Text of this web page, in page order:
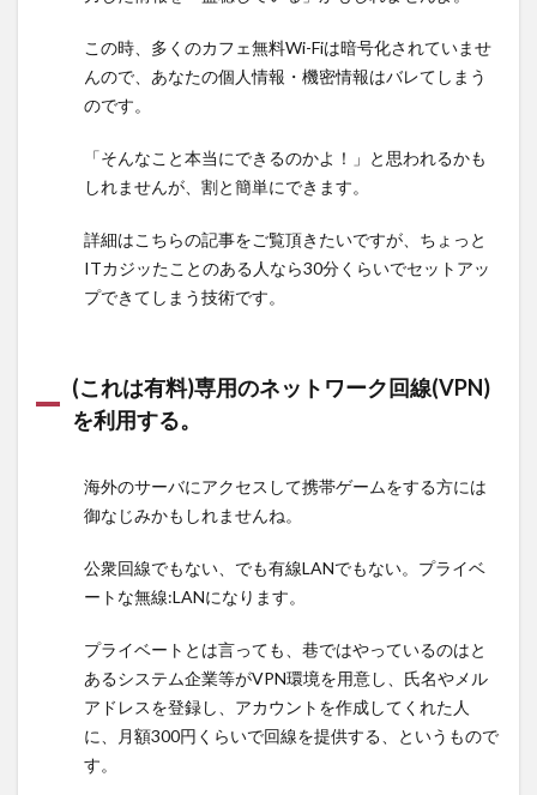
この時、多くのカフェ無料Wi-Fiは暗号化されていませ
んので、あなたの個人情報・機密情報はバレてしまう
のです。
「そんなこと本当にできるのかよ！」と思われるかも
しれませんが、割と簡単にできます。
詳細はこちらの記事をご覧頂きたいですが、ちょっと
ITカジッたことのある人なら30分くらいでセットアッ
プできてしまう技術です。
(これは有料)専用のネットワーク回線(VPN)
を利用する。
海外のサーバにアクセスして携帯ゲームをする方には
御なじみかもしれませんね。
公衆回線でもない、でも有線LANでもない。プライベ
ートな無線:LANになります。
プライベートとは言っても、巷ではやっているのはと
あるシステム企業等がVPN環境を用意し、氏名やメル
アドレスを登録し、アカウントを作成してくれた人
に、月額300円くらいで回線を提供する、というもので
す。